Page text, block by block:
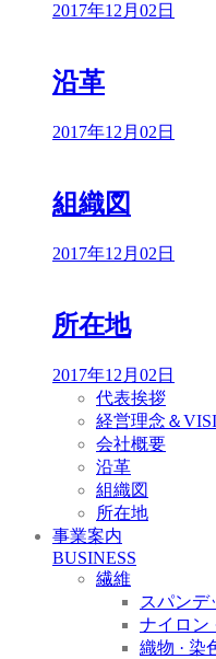
2017年12月02日
沿革
2017年12月02日
組織図
2017年12月02日
所在地
2017年12月02日
代表挨拶
経営理念＆
会社概要
沿革
組織図
所在地
事業案内
BUSINESS
繊維
スパンデ
ナイロン
織物 · 染